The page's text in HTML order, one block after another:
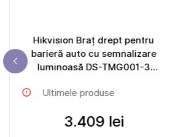
Hikvision Braț drept pentru
barieră auto cu semnalizare
luminoasă DS-TMG001-3
Ultimele produse
3.409 lei